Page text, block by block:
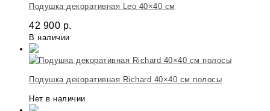
Подушка декоративная Leo 40×40 см
42 900 р.
В наличии
Подушка декоративная Richard 40×40 см полосы
Нет в наличии